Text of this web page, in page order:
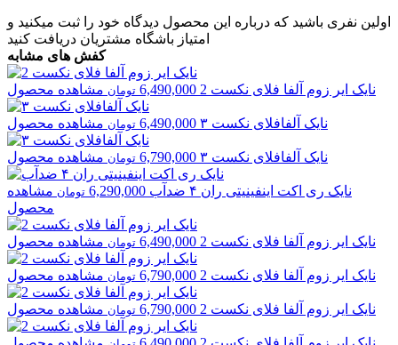
اولین نفری باشید که درباره این محصول دیدگاه خود را ثبت میکنید و
امتیاز باشگاه مشتریان دریافت کنید
کفش های مشابه
نایک ایر زوم آلفا فلای نکست 2 6,490,000 تومان مشاهده محصول
نایک آلفافلای نکست ۳ 6,490,000 تومان مشاهده محصول
نایک آلفافلای نکست ۳ 6,790,000 تومان مشاهده محصول
نایک ری اکت اینفینیتی ران ۴ ضدآب 6,290,000 تومان مشاهده
محصول
نایک ایر زوم آلفا فلای نکست 2 6,490,000 تومان مشاهده محصول
نایک ایر زوم آلفا فلای نکست 2 6,790,000 تومان مشاهده محصول
نایک ایر زوم آلفا فلای نکست 2 6,790,000 تومان مشاهده محصول